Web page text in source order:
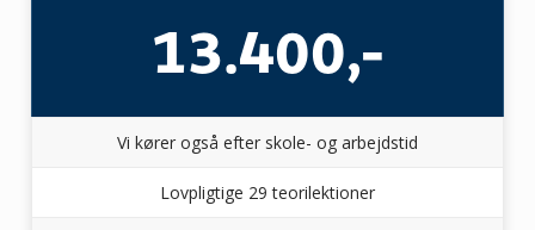
13.400,-
Vi kører også efter skole- og arbejdstid
Lovpligtige 29 teorilektioner